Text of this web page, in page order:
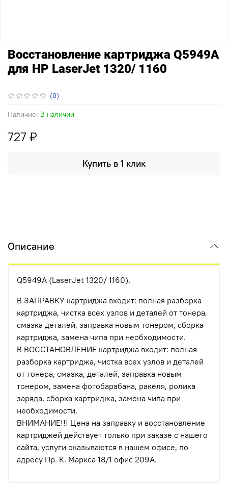
(0)
Наличие: В наличии
Восстановление картриджа Q5949А
для HP LaserJet 1320/ 1160
727 ₽
Купить в 1 клик
Описание
Q5949А (LaserJet 1320/ 1160).
В ЗАПРАВКУ картриджа входит: полная разборка
картриджа, чистка всех узлов и деталей от тонера,
смазка деталей, заправка новым тонером, сборка
картриджа, замена чипа при необходимости.
В ВОССТАНОВЛЕНИЕ картриджа входит: полная
разборка картриджа, чистка всех узлов и деталей
от тонера, смазка, деталей, заправка новым
тонером, замена фотобарабана, ракеля, ролика
заряда, сборка картриджа, замена чипа при
необходимости.
ВНИМАНИЕ!!! Цена на заправку и восстановление
картриджей действует только при заказе с нашего
сайта, услуги оказываются в нашем офисе, по
адресу Пр. К. Маркса 18/1 офис 209А.